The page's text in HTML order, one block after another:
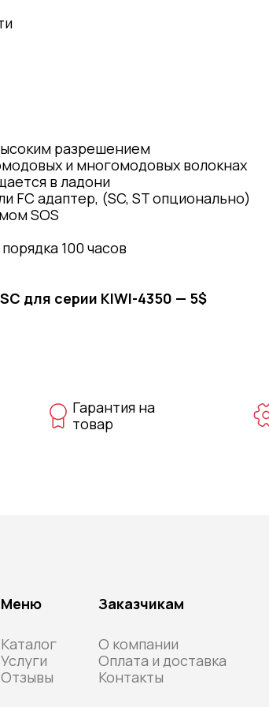
разрешением
и многомодовых волокнах
в ладони
FC адаптер, (SC, ST опционально)
SOS
100 часов
для серии KIWI-4350 — 5$
Гарантия на
товар
Меню
Каталог
Услуги
Отзывы
Заказчикам
О компании
Оплата и доставка
Контакты